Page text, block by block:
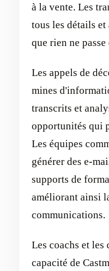
à la vente. Les
tous les détails
que rien ne
Les appels de
mines
transcrits et
opportunités qui
Les équipes
générer des e-
supports de
améliorant ainsi
communications.
Les coachs et
capacité de